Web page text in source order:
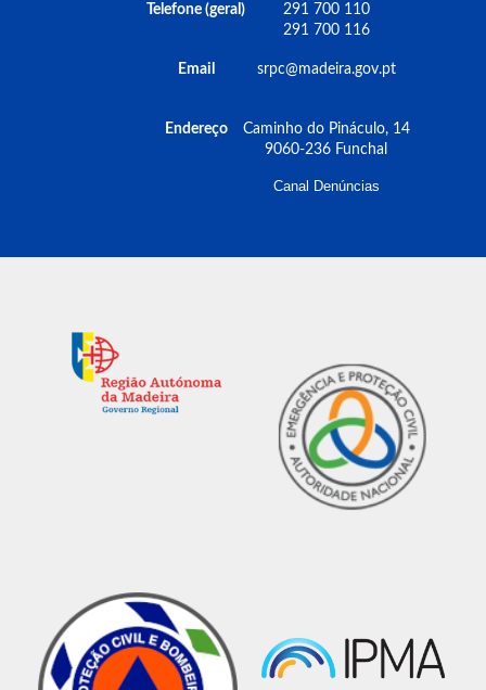
Telefone (geral)
Email
Endereço
291 700 110
291 700 116
srpc@madeira.gov.pt
Caminho do Pináculo, 14
9060-236 Funchal
Canal Denúncias